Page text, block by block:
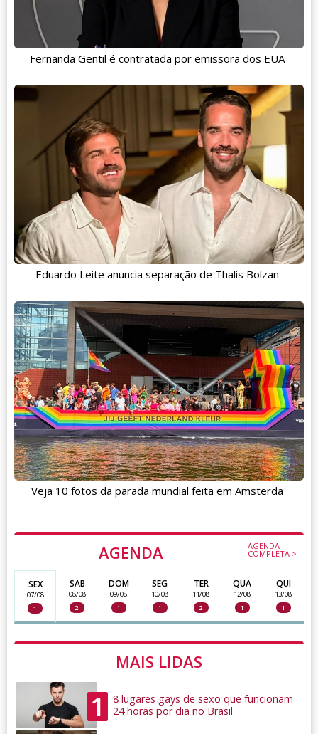
AGENDA AGENDA
COMPLETA >
SEX
07/08
1
SAB
08/08
2
DOM
09/08
1
SEG
10/08
1
TER
11/08
2
QUA
12/08
1
QUI
13/08
1
MAIS LIDAS
1
8 lugares gays de sexo que funcionam
24 horas por dia no Brasil
Fernanda Gentil é contratada por emissora dos EUA
Eduardo Leite anuncia separação de Thalis Bolzan
Veja 10 fotos da parada mundial feita em Amsterdã